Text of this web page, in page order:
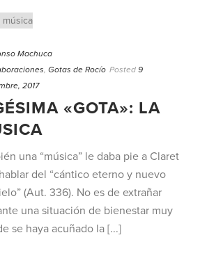
Machuca
, Gotas de Rocío Posted 9
2017
«GOTA»: LA
una “música” le daba pie a Claret
del “cántico eterno y nuevo
(Aut. 336). No es de extrañar
una situación de bienestar muy
se haya acuñado la [...]